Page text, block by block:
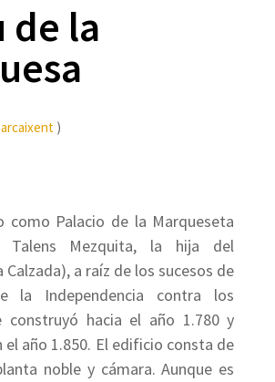
de la
)
como Palacio de la Marqueseta
Talens Mezquita, la hija del
Calzada), a raíz de los sucesos de
la Independencia contra los
construyó hacia el año 1.780 y
año 1.850. El edificio consta de
noble y cámara. Aunque es